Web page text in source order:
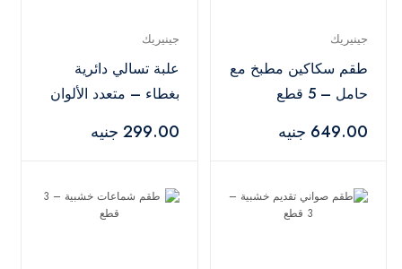
جينيريك
طقم سكاكين مطبخ مع
حامل – 5 قطع
649.00 جنيه
جينيريك
علبة تسالي دائرية
بغطاء – متعدد الألوان
299.00 جنيه